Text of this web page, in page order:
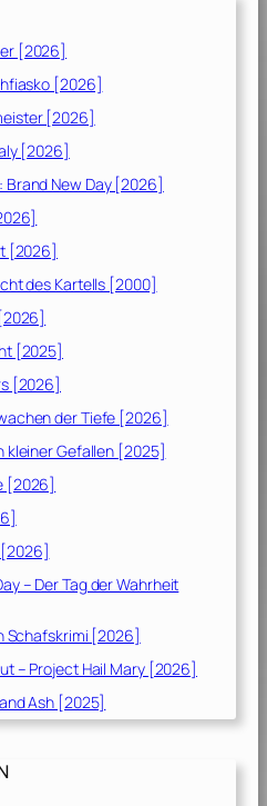
[2026]
[2026]
[2026]
[2026]
Brand New Day [2026]
[2026]
des Kartells [2000]
[2025]
[2026]
der Tiefe [2026]
kleiner Gefallen [2025]
[2026]
– Der Tag der Wahrheit
Schafskrimi [2026]
– Project Hail Mary [2026]
Ash [2025]